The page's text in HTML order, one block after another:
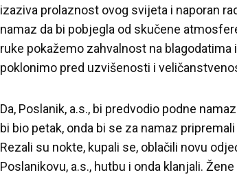
izaziva prolaznost ovog svijeta i naporan
namaz da bi pobjegla od skučene
ruke pokažemo zahvalnost na
poklonimo pred uzvišenosti i
Da, Poslanik, a.s., bi predvodio podne
bi bio petak, onda bi se za namaz
Rezali su nokte, kupali se, oblačili novu
Poslanikovu, a.s., hutbu i onda klanjali.